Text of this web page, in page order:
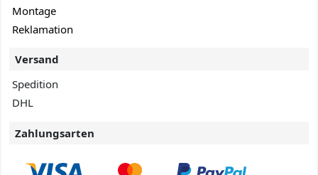
Montage
Reklamation
Versand
Spedition
DHL
Zahlungsarten